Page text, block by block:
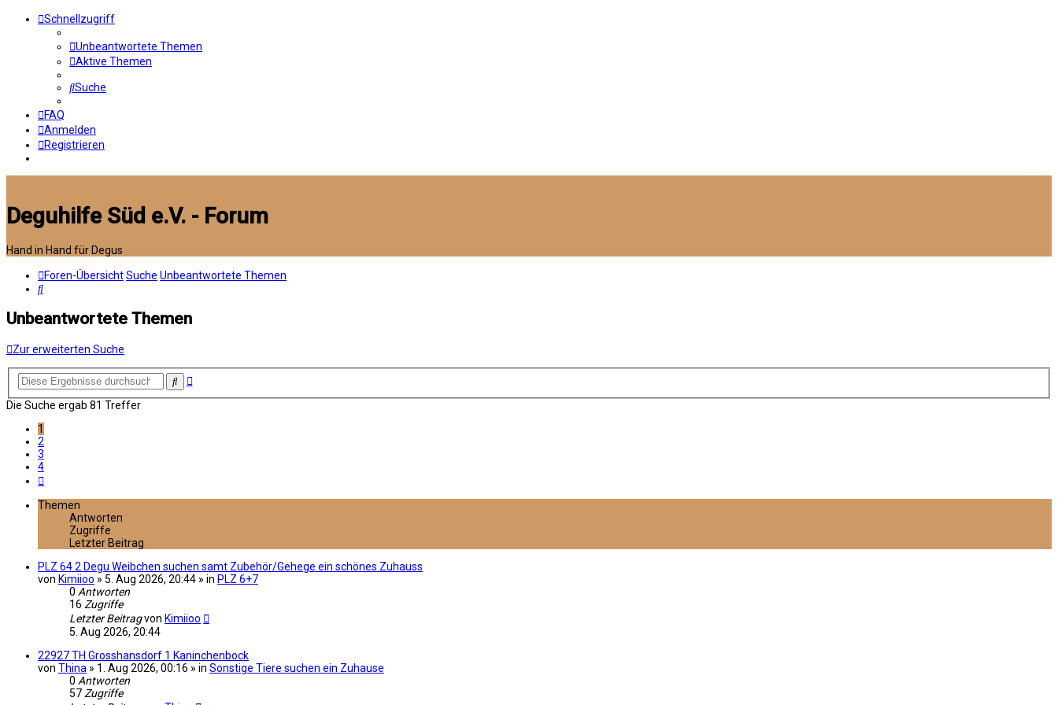
Schnellzugriff
Unbeantwortete Themen
Aktive Themen
Suche
FAQ
Anmelden
Registrieren
Deguhilfe Süd e.V. - Forum
Hand in Hand für Degus
Foren-ÜbersichtSuche Unbeantwortete Themen
Suche
Unbeantwortete Themen
Zur erweiterten Suche
SucheErweiterte
Die Suche ergab 81 Treffer
1
2
3
4
Themen
Antworten
Zugriffe
Letzter Beitrag
PLZ 64 2 Degu Weibchen suchen samt Zubehör/Gehege ein schönes Zuhauss
von Kimiioo » 5. Aug 2026, 20:44 » in PLZ 6+7
0 Antworten
16 Zugriffe
Letzter Beitragvon Kimiioo
5. Aug 2026, 20:44
22927 TH Grosshansdorf 1 Kaninchenbock
von Thina » 1. Aug 2026, 00:16 » in Sonstige Tiere suchen ein Zuhause
0 Antworten
57 Zugriffe